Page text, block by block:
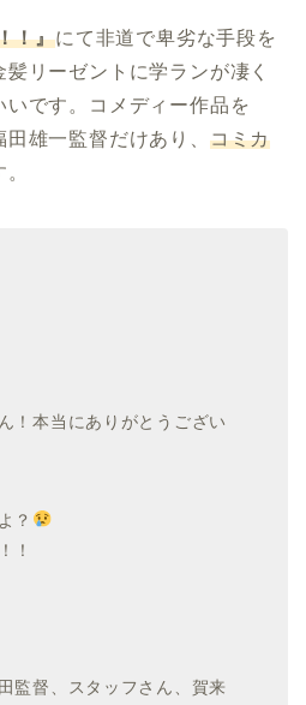
！』にて非道で卑劣な手段を
髪リーゼントに学ランが凄く
です。コメディー作品を
雄一監督だけあり、 コミカ
！本当にありがとうござい
？
！
監督、スタッフさん、賀来